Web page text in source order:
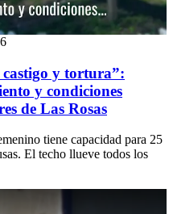
castigo y tortura”:
y condiciones
de Las Rosas
tiene capacidad para 25
El techo llueve todos los